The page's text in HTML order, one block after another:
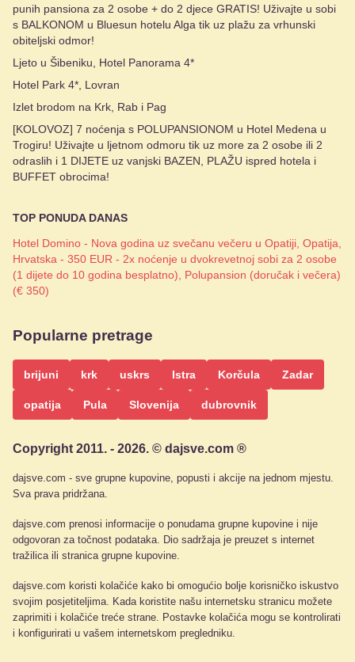
punih pansiona za 2 osobe + do 2 djece GRATIS! Uživajte u sobi
s BALKONOM u Bluesun hotelu Alga tik uz plažu za vrhunski
obiteljski odmor!
Ljeto u Šibeniku, Hotel Panorama 4*
Hotel Park 4*, Lovran
Izlet brodom na Krk, Rab i Pag
[KOLOVOZ] 7 noćenja s POLUPANSIONOM u Hotel Medena u
Trogiru! Uživajte u ljetnom odmoru tik uz more za 2 osobe ili 2
odraslih i 1 DIJETE uz vanjski BAZEN, PLAŽU ispred hotela i
BUFFET obrocima!
TOP PONUDA DANAS
Hotel Domino - Nova godina uz svečanu večeru u Opatiji, Opatija,
Hrvatska - 350 EUR - 2x noćenje u dvokrevetnoj sobi za 2 osobe
(1 dijete do 10 godina besplatno), Polupansion (doručak i večera)
(€ 350)
Popularne pretrage
brijuni krk uskrs Istra Korčula Zadar
opatija Pula Slovenija dubrovnik
Copyright 2011. - 2026. © dajsve.com ®
dajsve.com - sve grupne kupovine, popusti i akcije na jednom mjestu.
Sva prava pridržana.
dajsve.com prenosi informacije o ponudama grupne kupovine i nije
odgovoran za točnost podataka. Dio sadržaja je preuzet s internet
tražilica ili stranica grupne kupovine.
dajsve.com koristi kolačiće kako bi omogućio bolje korisničko iskustvo
svojim posjetiteljima. Kada koristite našu internetsku stranicu možete
zaprimiti i kolačiće treće strane. Postavke kolačića mogu se kontrolirati
i konfigurirati u vašem internetskom pregledniku.